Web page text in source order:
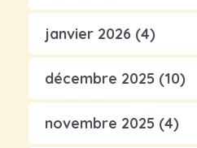
janvier 2026 (4)
décembre 2025 (10)
novembre 2025 (4)